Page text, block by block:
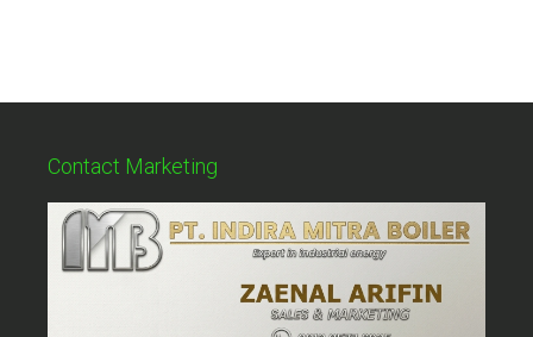
Contact Marketing